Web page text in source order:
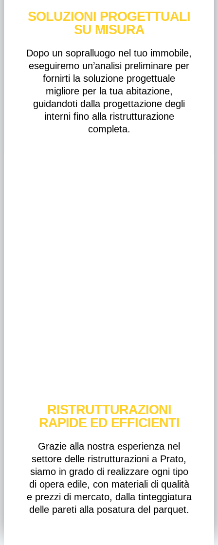
SOLUZIONI PROGETTUALI
SU MISURA
Dopo un sopralluogo nel tuo immobile,
eseguiremo un’analisi preliminare per
fornirti la soluzione progettuale
migliore per la tua abitazione,
guidandoti dalla progettazione degli
interni fino alla ristrutturazione
completa.
RISTRUTTURAZIONI
RAPIDE ED EFFICIENTI
Grazie alla nostra esperienza nel
settore delle ristrutturazioni a Prato,
siamo in grado di realizzare ogni tipo
di opera edile, con materiali di qualità
e prezzi di mercato, dalla tinteggiatura
delle pareti alla posatura del parquet.